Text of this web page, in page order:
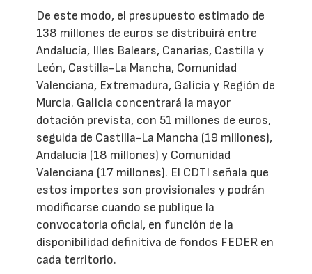
De este modo, el presupuesto estimado de
138 millones de euros se distribuirá entre
Andalucía, Illes Balears, Canarias, Castilla y
León, Castilla-La Mancha, Comunidad
Valenciana, Extremadura, Galicia y Región de
Murcia. Galicia concentrará la mayor
dotación prevista, con 51 millones de euros,
seguida de Castilla-La Mancha (19 millones),
Andalucía (18 millones) y Comunidad
Valenciana (17 millones). El CDTI señala que
estos importes son provisionales y podrán
modificarse cuando se publique la
convocatoria oficial, en función de la
disponibilidad definitiva de fondos FEDER en
cada territorio.